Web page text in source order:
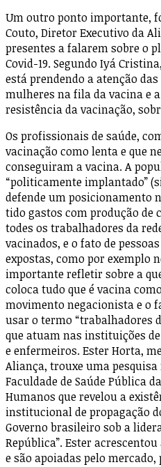
Um outro ponto importante,
Couto, Diretor Executivo da
presentes a falarem sobre o
Covid-19. Segundo Iyá
está prendendo a atenção das
mulheres na fila da vacina e
resistência da vacinação,
Os profissionais de saúde,
vacinação como lenta e que
conseguiram a vacina. A
“politicamente implantado”
defende um posicionamento
tido gastos com produção de
todes os trabalhadores da
vacinados, e o fato de
expostas, como por exemplo
importante refletir sobre a
coloca tudo que é vacina
movimento negacionista e o
usar o termo “trabalhadores
que atuam nas instituições
e enfermeiros. Ester Horta,
Aliança, trouxe uma
Faculdade de Saúde Pública
Humanos que revelou a
institucional de propagação
Governo brasileiro sob a
República”. Ester
e são apoiadas pelo